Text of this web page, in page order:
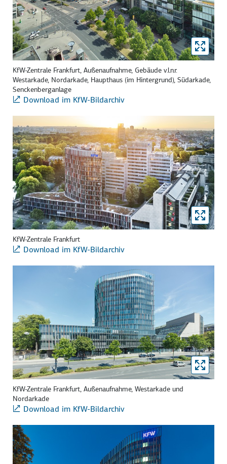
KfW-Zentrale Frankfurt, Außenaufnahme, Gebäude v.l.n.r.
Westarkade, Nordarkade, Haupthaus (im Hintergrund), Südarkade,
Senckenberganlage
Download im KfW-Bildarchiv
KfW-Zentrale Frankfurt
Download im KfW-Bildarchiv
KfW-Zentrale Frankfurt, Außenaufnahme, Westarkade und
Nordarkade
Download im KfW-Bildarchiv